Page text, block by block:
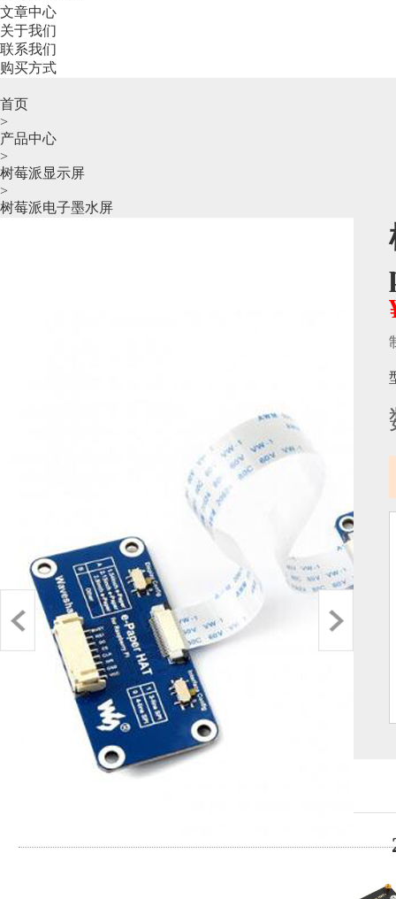
文章中心
关于我们
联系我们
购买方式
首页
>
产品中心
>
树莓派显示屏
>
树莓派电子墨水屏